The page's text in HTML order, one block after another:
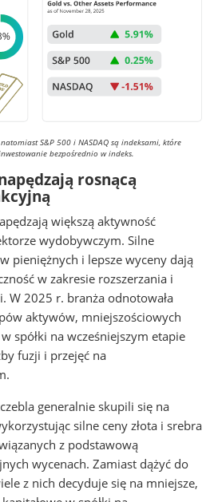
S&P 500 i NASDAQ są indeksami, które
bezpośrednio w indeks.
rosnącą
większą aktywność
wydobywczym. Silne
pieniężnych i lepsze wyceny dają
w zakresie rozszerzania i
W 2025 r. branża odnotowała
aktywów, mniejszościowych
spółki na wcześniejszym etapie
fuzji i przejęć na
generalnie skupili się na
silne ceny złota i srebra
z podstawową
wycenach. Zamiast dążyć do
z nich decyduje się na mniejsze,